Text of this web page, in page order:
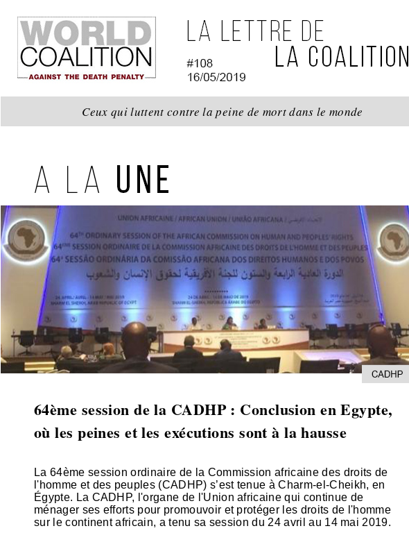
Ceux qui luttent contre la peine de mort dans le monde
64ème session de la CADHP : Conclusion en Egypte,
où les peines et les exécutions sont à la hausse
La 64ème session ordinaire de la Commission africaine des droits de
l'homme et des peuples (CADHP) s’est tenue à Charm-el-Cheikh, en
Égypte. La CADHP, l'organe de l'Union africaine qui continue de
ménager ses efforts pour promouvoir et protéger les droits de l'homme
sur le continent africain, a tenu sa session du 24 avril au 14 mai 2019.